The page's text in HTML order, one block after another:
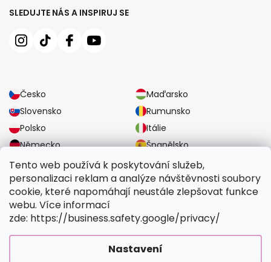
Tento web používá k poskytování služeb,
personalizaci reklam a analýze návštěvnosti soubory
cookie, které napomáhají neustále zlepšovat funkce
webu. Více informací
zde: https://business.safety.google/privacy/
Nastavení
SLEDUJTE NÁS A INSPIRUJ SE
Česko
Maďarsko
Slovensko
Rumunsko
Polsko
Itálie
Německo
Španělsko
Velká Británie
Rakousko
SPOLEHLIVÉ MOŽNOSTI DOPRAVY
BEZPEČNÉ MOŽNOSTI PLATBY